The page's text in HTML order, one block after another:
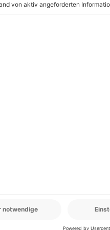
Euro pro Nacht), Parkplatz